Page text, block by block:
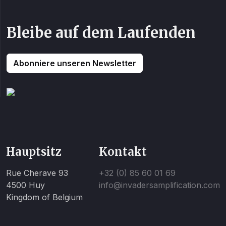
Bleibe auf dem Laufenden
Abonniere unseren Newsletter
Hauptsitz
Rue Cherave 93
4500 Huy
Kingdom of Belgium
Kontakt
+32 (0) 85 60 01 69
info@invadersamplification.com